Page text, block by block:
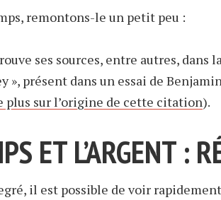
remontons-le un petit peu :
ses sources, entre autres, dans
», présent dans un essai de
plus sur l’origine de cette citation).
ET L’ARGENT :
il est possible de voir